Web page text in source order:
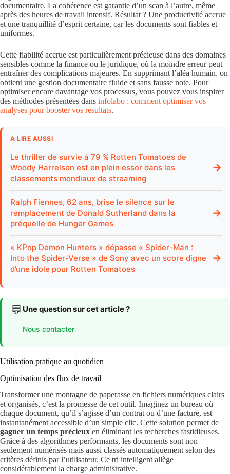
documentaire. La cohérence est garantie d’un scan à l’autre, même
après des heures de travail intensif. Résultat ? Une productivité accrue
et une tranquillité d’esprit certaine, car les documents sont fiables et
uniformes.
Cette fiabilité accrue est particulièrement précieuse dans des domaines
sensibles comme la finance ou le juridique, où la moindre erreur peut
entraîner des complications majeures. En supprimant l’aléa humain, on
obtient une gestion documentaire fluide et sans fausse note. Pour
optimiser encore davantage vos processus, vous pouvez vous inspirer
des méthodes présentées dans infolabo : comment optimiser vos
analyses pour booster vos résultats.
A LIRE AUSSI
Le thriller de survie à 79 % Rotten Tomatoes de
Woody Harrelson est en plein essor dans les
classements mondiaux de streaming
→
Ralph Fiennes, 62 ans, brise le silence sur le
remplacement de Donald Sutherland dans la
préquelle de Hunger Games
→
« KPop Demon Hunters » dépasse « Spider-Man :
Into the Spider-Verse » de Sony avec un score digne
d’une idole pour Rotten Tomatoes
→
💬 Une question sur cet article ?
Nous contacter
Utilisation pratique au quotidien
Optimisation des flux de travail
Transformer une montagne de paperasse en fichiers numériques clairs
et organisés, c’est la promesse de cet outil. Imaginez un bureau où
chaque document, qu’il s’agisse d’un contrat ou d’une facture, est
instantanément accessible d’un simple clic. Cette solution permet de
gagner un temps précieux en éliminant les recherches fastidieuses.
Grâce à des algorithmes performants, les documents sont non
seulement numérisés mais aussi classés automatiquement selon des
critères définis par l’utilisateur. Ce tri intelligent allège
considérablement la charge administrative.